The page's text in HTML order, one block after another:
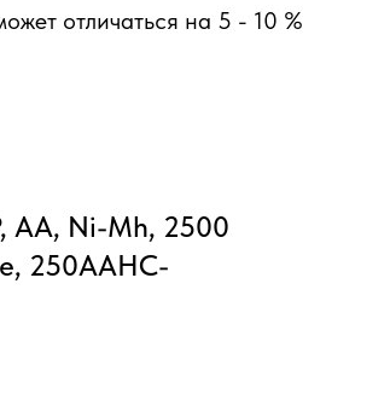
отличаться на 5 - 10 %
АА, Ni-Mh, 2500
250AAHC-